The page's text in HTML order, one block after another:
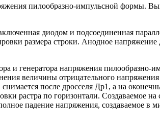
пилообразно-импульсной формы.
диодом и подсоединенная
размера строки. Анодное напряжение
и генератора напряжения пилообразно-
величины отрицательного
после дросселя Др1, а на
растра по горизонтали. Создаваемое на
падение напряжения, создаваемое в